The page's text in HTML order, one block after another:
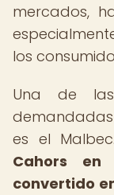
mercados,
los
Una de
es el
Cahors
convertido